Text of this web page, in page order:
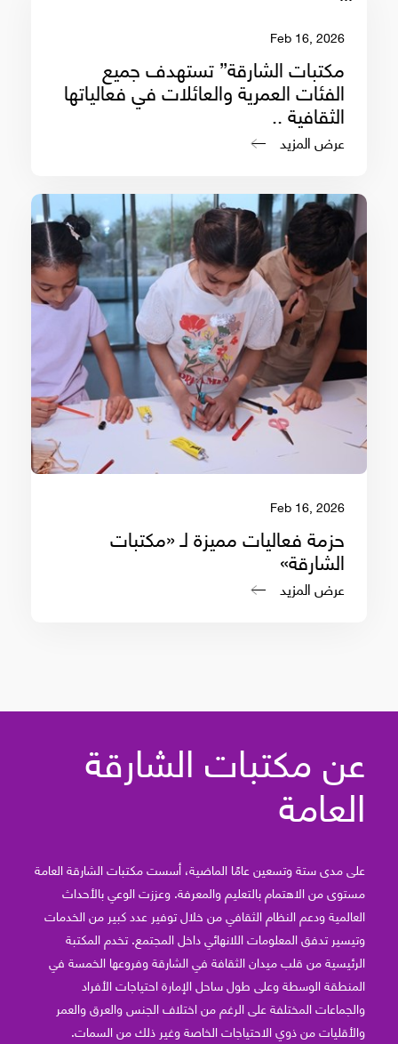
Feb 16, 2026
مكتبات الشارقة” تستهدف جميع
الفئات العمرية والعائلات في فعالياتها
الثقافية ..
عرض المزيد
Feb 16, 2026
حزمة فعاليات مميزة لـ «مكتبات
الشارقة»
عرض المزيد
عن مكتبات الشارقة
العامة
على مدى ستة وتسعين عامًا الماضية، أسست مكتبات الشارقة العامة
مستوى من الاهتمام بالتعليم والمعرفة. وعززت الوعي بالأحداث
العالمية ودعم النظام الثقافي من خلال توفير عدد كبير من الخدمات
وتيسير تدفق المعلومات اللانهائي داخل المجتمع. تخدم المكتبة
الرئيسية من قلب ميدان الثقافة في الشارقة وفروعها الخمسة في
المنطقة الوسطة وعلى طول ساحل الإمارة احتياجات الأفراد
والجماعات المختلفة على الرغم من اختلاف الجنس والعرق والعمر
والأقليات من ذوي الاحتياجات الخاصة وغير ذلك من السمات.